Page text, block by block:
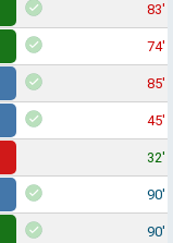
83'
74'
85'
45'
32'
90'
90'